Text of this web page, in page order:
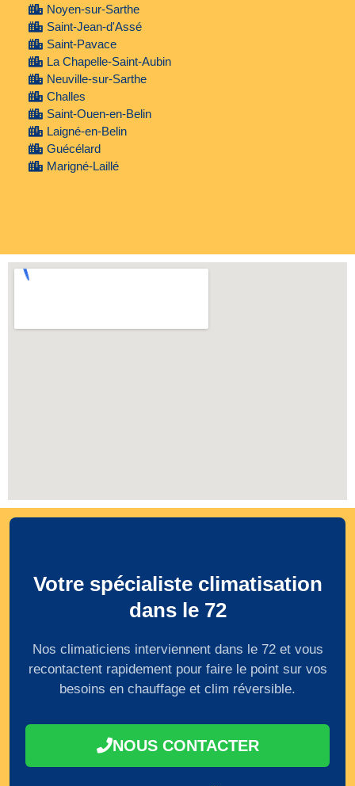
Noyen-sur-Sarthe
Saint-Jean-d'Assé
Saint-Pavace
La Chapelle-Saint-Aubin
Neuville-sur-Sarthe
Challes
Saint-Ouen-en-Belin
Laigné-en-Belin
Guécélard
Marigné-Laillé
Votre spécialiste climatisation
dans le 72
Nos climaticiens interviennent dans le 72 et vous
recontactent rapidement pour faire le point sur vos
besoins en chauffage et clim réversible.
NOUS CONTACTER